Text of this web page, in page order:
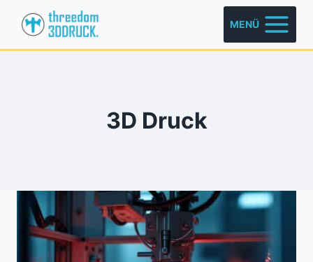
Inhalt
springen
MENÜ
3D Druck